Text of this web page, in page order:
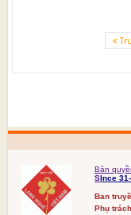
Bản
SInce
Ban
Phụ